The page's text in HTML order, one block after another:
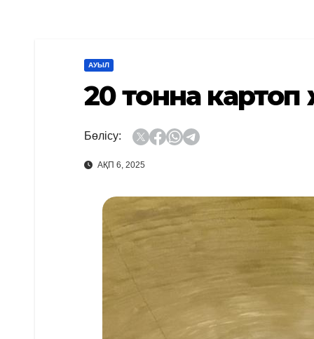
АУЫЛ
20 тонна картоп
Бөлісу:
АҚП 6, 2025